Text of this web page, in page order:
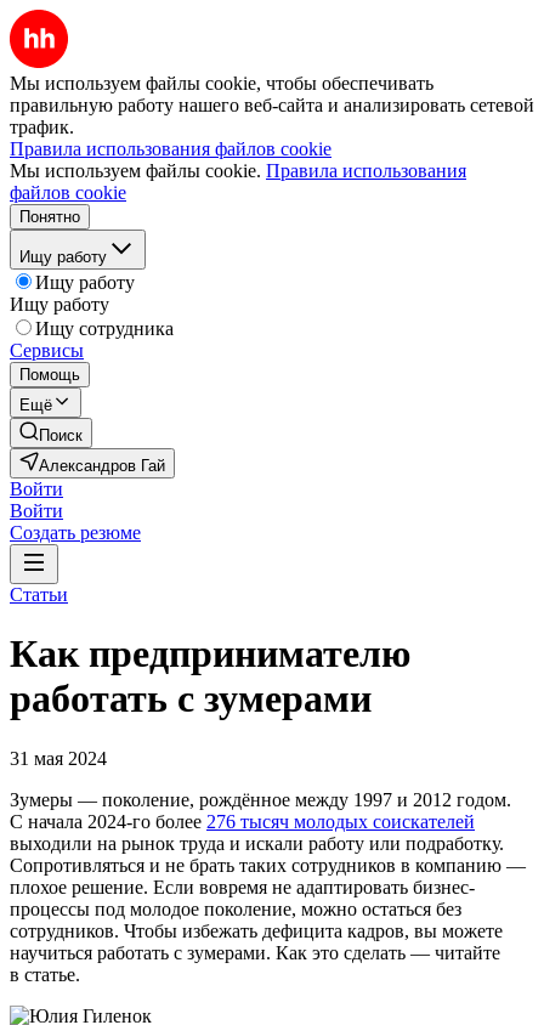
Мы используем файлы cookie, чтобы обеспечивать
правильную работу нашего веб-сайта и анализировать сетевой
трафик.
Правила использования файлов cookie
Мы используем файлы cookie. Правила использования
файлов cookie
Понятно
Ищу работу
Ищу работу
Ищу работу
Ищу сотрудника
Сервисы
Помощь
Ещё
Поиск
Александров Гай
Войти
Войти
Создать резюме
Статьи
Как предпринимателю
работать с зумерами
31 мая 2024
Зумеры — поколение, рождённое между 1997 и 2012 годом.
С начала 2024-го более 276 тысяч молодых соискателей
выходили на рынок труда и искали работу или подработку.
Сопротивляться и не брать таких сотрудников в компанию —
плохое решение. Если вовремя не адаптировать бизнес-
процессы под молодое поколение, можно остаться без
сотрудников. Чтобы избежать дефицита кадров, вы можете
научиться работать с зумерами. Как это сделать — читайте
в статье.